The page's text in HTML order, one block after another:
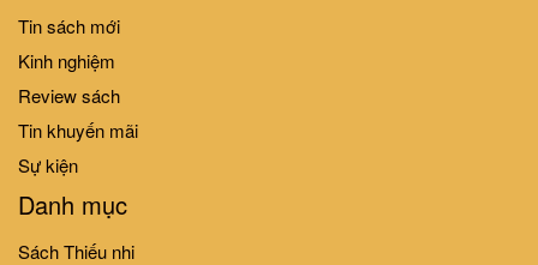
Tin sách mới
Kinh nghiệm
Review sách
Tin khuyến mãi
Sự kiện
Danh mục
Sách Thiếu nhi